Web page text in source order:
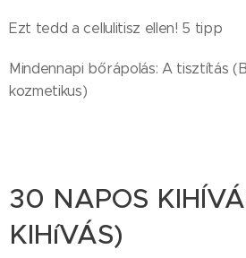
Ezt tedd a cellulitisz ellen! 5 tipp
Mindennapi bőrápolás: A tisztítás
kozmetikus)
30 NAPOS
KIHíVÁS)